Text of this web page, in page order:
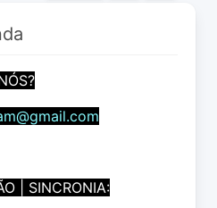
| SINCRONIA: